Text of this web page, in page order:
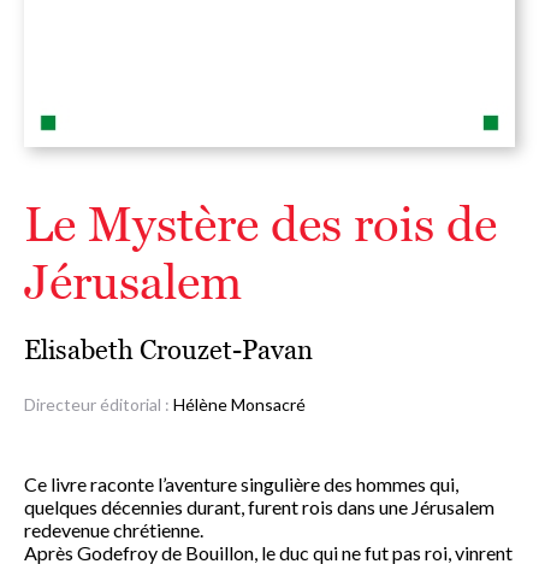
Le Mystère des rois de
Jérusalem
Elisabeth Crouzet-Pavan
Directeur éditorial : Hélène Monsacré
Ce livre raconte l’aventure singulière des hommes qui,
quelques décennies durant, furent rois dans une Jérusalem
redevenue chrétienne.
Après Godefroy de Bouillon, le duc qui ne fut pas roi, vinrent